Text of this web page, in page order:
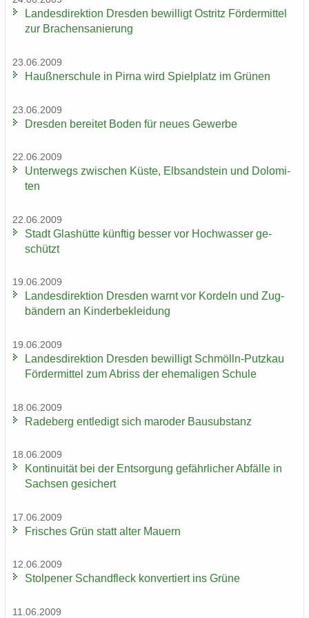
Lan­des­di­rek­ti­on Dres­den be­wil­ligt Ost­ritz För­der­mit­tel
zur Bra­chen­sa­nie­rung
23.06.2009
Hauß­ner­schu­le in Pirna wird Spiel­platz im Grü­nen
23.06.2009
Dres­den be­rei­tet Boden für neues Ge­wer­be
22.06.2009
Un­ter­wegs zwi­schen Küste, Elb­sand­stein und Do­lo­mi­
ten
22.06.2009
Stadt Glas­hüt­te künf­tig bes­ser vor Hoch­was­ser ge­
schützt
19.06.2009
Lan­des­di­rek­ti­on Dres­den warnt vor Kor­deln und Zug­
bän­dern an Kin­der­be­klei­dung
19.06.2009
Lan­des­di­rek­ti­on Dres­den be­wil­ligt Schmölln-​Putzkau
För­der­mit­tel zum Ab­riss der ehe­ma­li­gen Schu­le
18.06.2009
Ra­de­berg ent­le­digt sich ma­ro­der Bau­sub­stanz
18.06.2009
Kon­ti­nui­tät bei der Ent­sor­gung ge­fähr­li­cher Ab­fäl­le in
Sach­sen ge­si­chert
17.06.2009
Fri­sches Grün statt alter Mau­ern
12.06.2009
Stol­pe­ner Schand­fleck kon­ver­tiert ins Grüne
11.06.2009